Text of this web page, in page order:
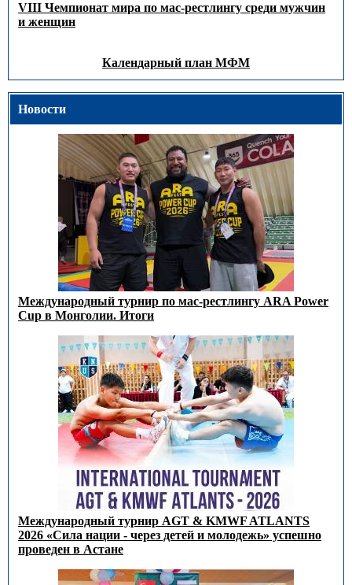
VIII Чемпионат мира по мас-рестлингу среди мужчин
и женщин
Календарный план МФМ
Новости
Международный турнир по мас-рестлингу ARA Power
Cup в Монголии. Итоги
Международный турнир AGT & KMWF ATLANTS
2026 «Сила нации - через детей и молодежь» успешно
проведен в Астане